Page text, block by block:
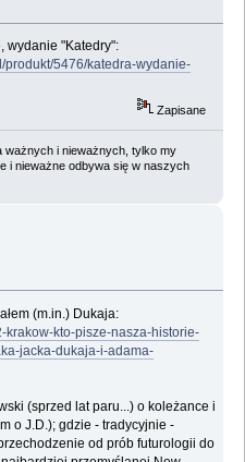
wydanie "Katedry":
produkt/5476/katedra-wydanie-
Zapisane
i nieważnych, tylko my
i nieważne odbywa się w naszych
(m.in.) Dukaja:
krakow-kto-pisze-nasza-historie-
jacka-dukaja-i-adama-
(sprzed lat paru...) o koleżance i
o J.D.); gdzie - tradycyjnie -
od prób futurologii do